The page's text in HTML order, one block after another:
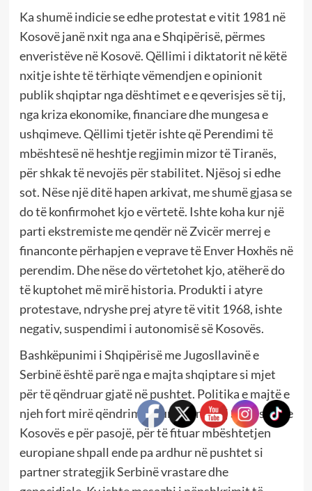
Ka shumë indicie se edhe protestat e vitit 1981 në
Kosovë janë nxit nga ana e Shqipërisë, përmes
enveristëve në Kosovë. Qëllimi i diktatorit në këtë
nxitje ishte të tërhiqte vëmendjen e opinionit
publik shqiptar nga dështimet e e qeverisjes së tij,
nga kriza ekonomike, financiare dhe mungesa e
ushqimeve. Qëllimi tjetër ishte që Perendimi të
mbështesë në heshtje regjimin mizor të Tiranës,
për shkak të nevojës për stabilitet. Njësoj si edhe
sot. Nëse një ditë hapen arkivat, me shumë gjasa se
do të konfirmohet kjo e vërtetë. Ishte koha kur një
parti ekstremiste me qendër në Zvicër merrej e
financonte përhapjen e veprave të Enver Hoxhës në
perendim. Dhe nëse do vërtetohet kjo, atëherë do
të kuptohet më mirë historia. Produkti i atyre
protestave, ndryshe prej atyre të vitit 1968, ishte
negativ, suspendimi i autonomisë së Kosovës.
Bashkëpunimi i Shqipërisë me Jugosllavinë e
Serbinë është parë nga e majta shqiptare si mjet
për të qëndruar gjatë në pushtet. Politika e majtë e
njeh fort mirë qëndrimin europian ndaj Serbisë dhe
Kosovës e për pasojë, për të fituar mbështetjen
europiane shpall ende pa ardhur në pushtet si
partner strategjik Serbinë vrastare dhe